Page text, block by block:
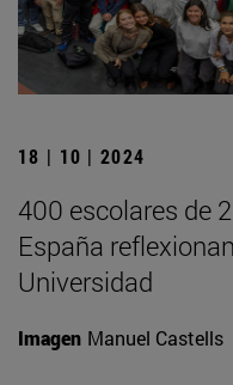
18 | 10 | 2024
400 escolares de
España
Universidad
Imagen Manuel Castells